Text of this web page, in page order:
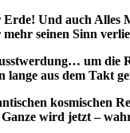
Erde! Und auch
seinen Sinn
um
lange aus dem Takt
kosmischen
wird jetzt –